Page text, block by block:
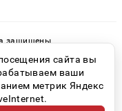
защищены
16+
сайта вы
ваши
метрик Яндекс